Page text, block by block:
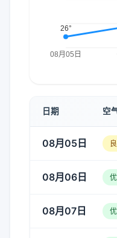
日期 空
08月05日 良
08月06日 优
08月07日 优